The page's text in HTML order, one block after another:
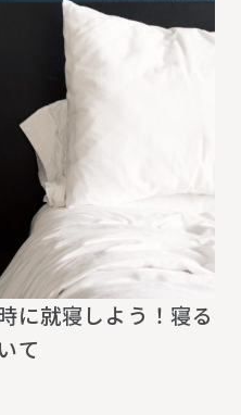
に就寝しよう！寝る
て